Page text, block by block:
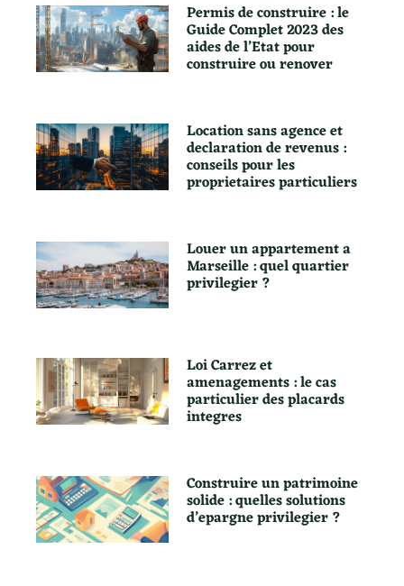
Permis de construire : le
Guide Complet 2023 des
aides de l’Etat pour
construire ou renover
Location sans agence et
declaration de revenus :
conseils pour les
proprietaires particuliers
Louer un appartement a
Marseille : quel quartier
privilegier ?
Loi Carrez et
amenagements : le cas
particulier des placards
integres
Construire un patrimoine
solide : quelles solutions
d’epargne privilegier ?